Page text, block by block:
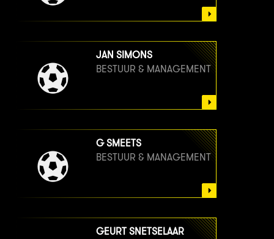
JAN SIMONS
BESTUUR & MANAGEMENT
G SMEETS
BESTUUR & MANAGEMENT
GEURT SNETSELAAR